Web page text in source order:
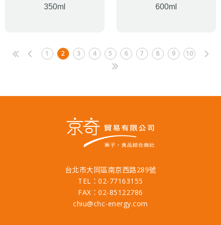
350ml
600ml
1 2 3 4 5 6 7 8 9 10
台北市大同區南京西路289號
TEL：02-77163155
FAX：02-85122786
chiu@chc-energy.com